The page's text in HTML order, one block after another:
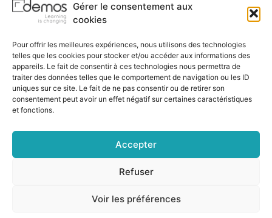
Gérer le consentement aux
cookies
Pour offrir les meilleures expériences, nous utilisons des technologies
telles que les cookies pour stocker et/ou accéder aux informations des
appareils. Le fait de consentir à ces technologies nous permettra de
traiter des données telles que le comportement de navigation ou les ID
uniques sur ce site. Le fait de ne pas consentir ou de retirer son
consentement peut avoir un effet négatif sur certaines caractéristiques
et fonctions.
Accepter
Refuser
Voir les préférences
Presse
Catalogues
Aide
Nous contacter
Nous trouver
Préparer sa formation
Sessions garanties
Qualité & certification